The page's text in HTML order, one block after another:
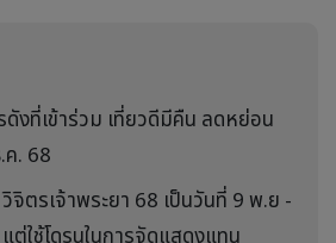
ดังที่เข้าร่วม เที่ยวดีมีคืน ลดหย่อน
. 68
จิตรเจ้าพระยา 68 เป็นวันที่ 9 พ.ย -